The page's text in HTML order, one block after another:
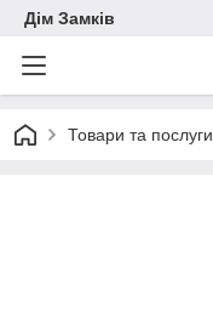
Дім Замків
Товари та послуги